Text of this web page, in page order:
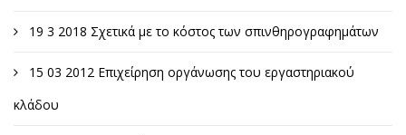
19 3 2018 Σχετικά με το κόστος των σπινθηρογραφημάτων
15 03 2012 Επιχείρηση οργάνωσης του εργαστηριακού
κλάδου